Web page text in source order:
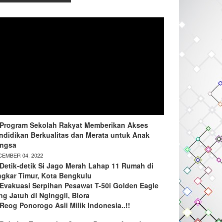
Sekolah Rakyat Memberikan Akses
Berkualitas dan Merata untuk Anak
04, 2022
Detik-detik Si Jago Merah Lahap 11 Rumah di
Timur, Kota Bengkulu
Evakuasi Serpihan Pesawat T-50i Golden Eagle
Jatuh di Nginggil, Blora
Reog Ponorogo Asli Milik Indonesia..!!